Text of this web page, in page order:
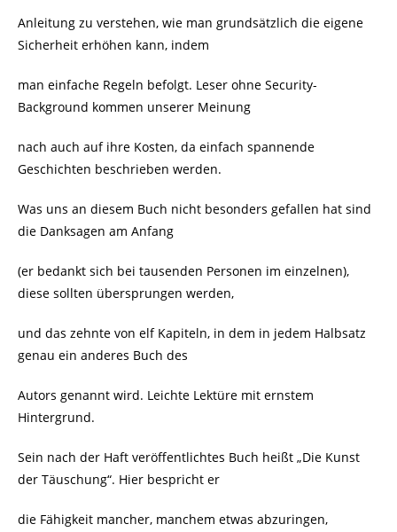
Anleitung zu verstehen, wie man grundsätzlich die eigene
Sicherheit erhöhen kann, indem
man einfache Regeln befolgt. Leser ohne Security-
Background kommen unserer Meinung
nach auch auf ihre Kosten, da einfach spannende
Geschichten beschrieben werden.
Was uns an diesem Buch nicht besonders gefallen hat sind
die Danksagen am Anfang
(er bedankt sich bei tausenden Personen im einzelnen),
diese sollten übersprungen werden,
und das zehnte von elf Kapiteln, in dem in jedem Halbsatz
genau ein anderes Buch des
Autors genannt wird. Leichte Lektüre mit ernstem
Hintergrund.
Sein nach der Haft veröffentlichtes Buch heißt „Die Kunst
der Täuschung“. Hier bespricht er
die Fähigkeit mancher, manchem etwas abzuringen,